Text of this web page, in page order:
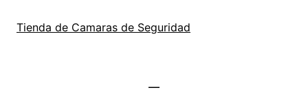
Tienda de Camaras de Seguridad